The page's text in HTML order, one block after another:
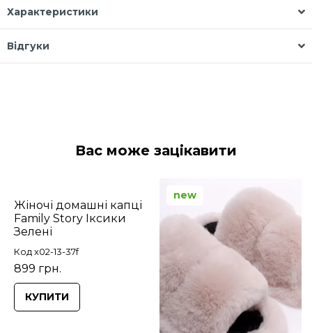
Характеристики
Відгуки
Вас може зацікавити
Жіночі домашні капці
Family Story Іксики
Зелені
Код x02-13-37f
899 грн.
КУПИТИ
new